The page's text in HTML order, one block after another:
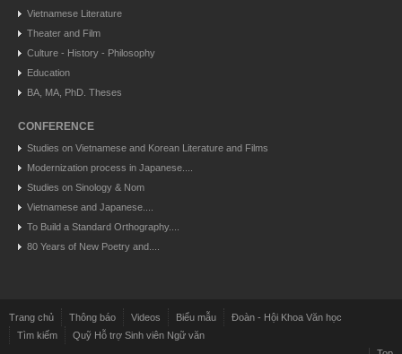
Vietnamese Literature
Theater and Film
Culture - History - Philosophy
Education
BA, MA, PhD. Theses
CONFERENCE
Studies on Vietnamese and Korean Literature and Films
Modernization process in Japanese....
Studies on Sinology & Nom
Vietnamese and Japanese....
To Build a Standard Orthography....
80 Years of New Poetry and....
Trang chủ Thông báo Videos Biểu mẫu
Đoàn - Hội Khoa Văn học
Tìm kiếm
Quỹ Hỗ trợ Sinh viên Ngữ văn